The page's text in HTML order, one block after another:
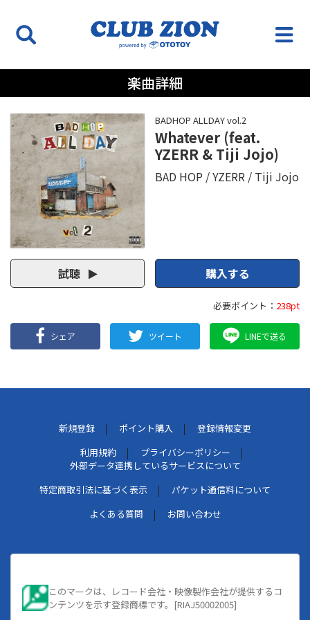
楽曲詳細
BADHOP ALLDAY vol.2
Whatever (feat.
YZERR & Tiji Jojo)
BAD HOP YZERR Tiji Jojo
試聴 購入する
必要ポイント： 238pt
シェア ツイート LINEで送る
新規登録 ポイント購入
登録情報変更
利用規約
プライバシーポリシー
外部データ連携しているサービスについて
特定商取引法に基づく表示
パケット通信料について
よくある質問
お問い合わせ
このマークは、レコード会社・映像製作会社が提供するコ
ンテンツを示す登録商標です。[RIAJ50002005]